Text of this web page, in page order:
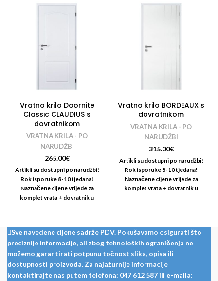
Vratno krilo Doornite
Classic CLAUDIUS s
dovratnikom
VRATNA KRILA - PO
NARUDŽBI
265.00€
Artikli su dostupni po narudžbi!
Rok isporuke 8-10 tjedana!
Naznačene cijene vrijede za
komplet vrata + dovratnik u
Vratno krilo BORDEAUX s
dovratnikom
VRATNA KRILA - PO
NARUDŽBI
315.00€
Artikli su dostupni po narudžbi!
Rok isporuke 8-10 tjedana!
Naznačene cijene vrijede za
komplet vrata + dovratnik u
Sve navedene cijene sadrže PDV. Pokušavamo osigurati što
preciznije informacije, ali zbog tehnoloških ograničenja ne
možemo garantirati potpunu točnost slika, opisa ili
dostupnosti proizvoda. Za najažurnije informacije
kontaktirajte nas putem telefona: 047 612 587 ili e-maila: